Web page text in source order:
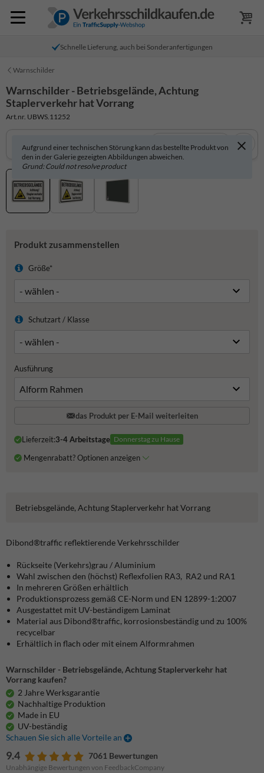
Schnelle Lieferung, auch bei Sonderanfertigungen
Warnschilder
Warnschilder - Betriebsgelände, Achtung
Staplerverkehr hat Vorrang
Art.nr. UBWS.11252
Aufgrund einer technischen Störung kann das bestellte Produkt von
den in der Galerie gezeigten Abbildungen abweichen.
Grund: Could not resolve product
In 3D anzeigen
Produkt zusammenstellen
Größe*
Schutzart / Klasse
Ausführung
das Produkt per E-Mail weiterleiten
Lieferzeit:3-4 Arbeitstage Donnerstag zu Hause
Mengenrabatt? Optionen anzeigen
Betriebsgelände, Achtung Staplerverkehr hat Vorrang
Dibond®traffic reflektierende Verkehrsschilder
Rückseite (Verkehrs)grau / Aluminium
Wahl zwischen den (höchst) Reflexfolien RA3, RA2 und RA1
In mehreren Größen erhältlich
Produktionsprozess gemäß CE-Norm und EN 12899-1:2007
Ausgestattet mit UV-beständigem Laminat
Material aus Dibond®traffic, korrosionsbeständig und zu 100%
recycelbar
Erhältlich in flach oder mit einem Alformrahmen
Warnschilder - Betriebsgelände, Achtung Staplerverkehr hat
Vorrang kaufen?
2 Jahre Werksgarantie
Nachhaltige Produktion
Made in EU
UV-beständig
Schauen Sie sich alle Vorteile an
9.4 7061 Bewertungen
Unabhängige Bewertungen von FeedbackCompany